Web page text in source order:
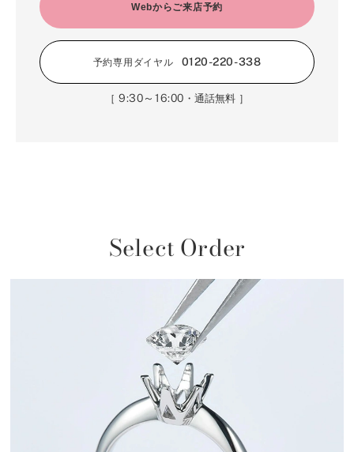
Webからご来店予約
予約専用ダイヤル 0120-220-338
［9:30～16:00 ・通話無料 ］
Select Order